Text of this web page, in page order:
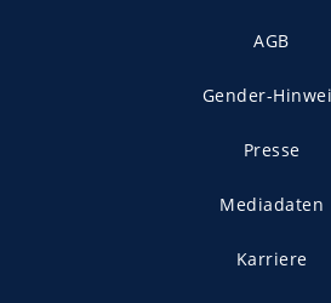
AGB
Gender-
Presse
Mediadaten
Karriere